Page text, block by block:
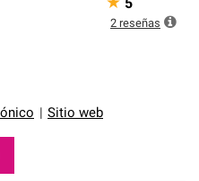
de nuestra red
estrictos de
mejor garantía de
Sitio web
★ 5
2 reseñas